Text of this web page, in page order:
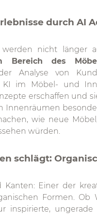
durch AI
nicht länger
Bereich des
Analyse von
KI im Möbel- und
erschaffen und
Innenräumen
wie neue
würden.
schlägt:
Einer der
Formen.
inspirierte,